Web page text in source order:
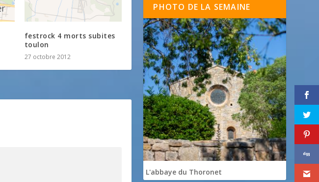
festrock 4 morts subites
toulon
27 octobre 2012
PHOTO DE LA SEMAINE
L'abbaye du Thoronet